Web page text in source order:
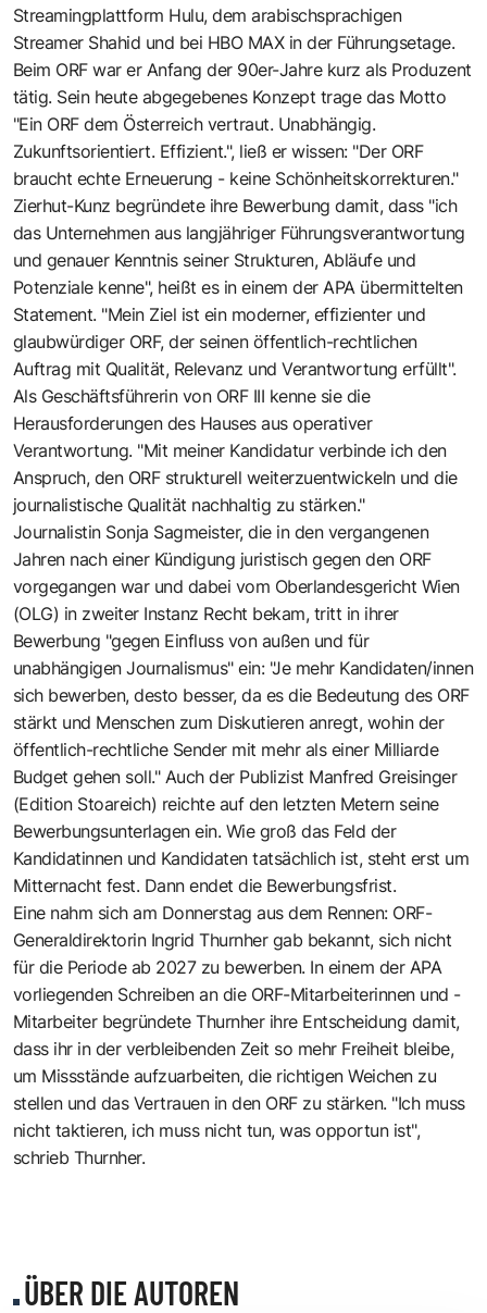
Streamingplattform Hulu, dem arabischsprachigen
Streamer Shahid und bei HBO MAX in der Führungsetage.
Beim ORF war er Anfang der 90er-Jahre kurz als Produzent
tätig. Sein heute abgegebenes Konzept trage das Motto
"Ein ORF dem Österreich vertraut. Unabhängig.
Zukunftsorientiert. Effizient.", ließ er wissen: "Der ORF
braucht echte Erneuerung - keine Schönheitskorrekturen."
Zierhut-Kunz begründete ihre Bewerbung damit, dass "ich
das Unternehmen aus langjähriger Führungsverantwortung
und genauer Kenntnis seiner Strukturen, Abläufe und
Potenziale kenne", heißt es in einem der APA übermittelten
Statement. "Mein Ziel ist ein moderner, effizienter und
glaubwürdiger ORF, der seinen öffentlich-rechtlichen
Auftrag mit Qualität, Relevanz und Verantwortung erfüllt".
Als Geschäftsführerin von ORF III kenne sie die
Herausforderungen des Hauses aus operativer
Verantwortung. "Mit meiner Kandidatur verbinde ich den
Anspruch, den ORF strukturell weiterzuentwickeln und die
journalistische Qualität nachhaltig zu stärken."
Journalistin Sonja Sagmeister, die in den vergangenen
Jahren nach einer Kündigung juristisch gegen den ORF
vorgegangen war und dabei vom Oberlandesgericht Wien
(OLG) in zweiter Instanz Recht bekam, tritt in ihrer
Bewerbung "gegen Einfluss von außen und für
unabhängigen Journalismus" ein: "Je mehr Kandidaten/innen
sich bewerben, desto besser, da es die Bedeutung des ORF
stärkt und Menschen zum Diskutieren anregt, wohin der
öffentlich-rechtliche Sender mit mehr als einer Milliarde
Budget gehen soll." Auch der Publizist Manfred Greisinger
(Edition Stoareich) reichte auf den letzten Metern seine
Bewerbungsunterlagen ein. Wie groß das Feld der
Kandidatinnen und Kandidaten tatsächlich ist, steht erst um
Mitternacht fest. Dann endet die Bewerbungsfrist.
Eine nahm sich am Donnerstag aus dem Rennen: ORF-
Generaldirektorin Ingrid Thurnher gab bekannt, sich nicht
für die Periode ab 2027 zu bewerben. In einem der APA
vorliegenden Schreiben an die ORF-Mitarbeiterinnen und -
Mitarbeiter begründete Thurnher ihre Entscheidung damit,
dass ihr in der verbleibenden Zeit so mehr Freiheit bleibe,
um Missstände aufzuarbeiten, die richtigen Weichen zu
stellen und das Vertrauen in den ORF zu stärken. "Ich muss
nicht taktieren, ich muss nicht tun, was opportun ist",
schrieb Thurnher.
ÜBER DIE AUTOREN